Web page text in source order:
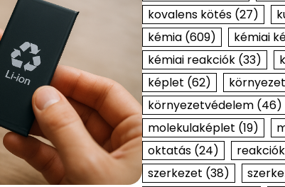
kovalens kötés(27)
kémia(609) kémiai
kémiai reakciók(33)
képlet (62) környezet
környezetvédelem(46)
molekulaképlet (19)
oktatás(24) reakciók
szerkezet (38)